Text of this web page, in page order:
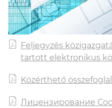
Feljegyzés
tartott elektronikus
Közérthető
Лицензирование